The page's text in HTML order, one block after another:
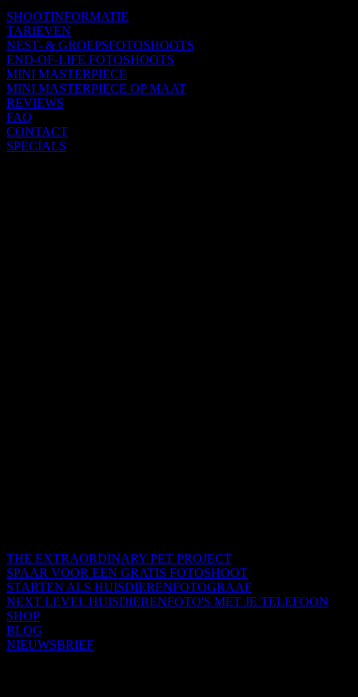
SHOOTINFORMATIE
TARIEVEN
NEST- & GROEPSFOTOSHOOTS
END-OF-LIFE FOTOSHOOTS
MINI MASTERPIECE
MINI MASTERPIECE OP MAAT
REVIEWS
FAQ
CONTACT
SPECIALS
THE EXTRAORDINARY PET PROJECT
SPAAR VOOR EEN GRATIS FOTOSHOOT
STARTEN ALS HUISDIERENFOTOGRAAF
NEXT LEVEL HUISDIERENFOTO'S MET JE TELEFOON
SHOP
BLOG
NIEUWSBRIEF